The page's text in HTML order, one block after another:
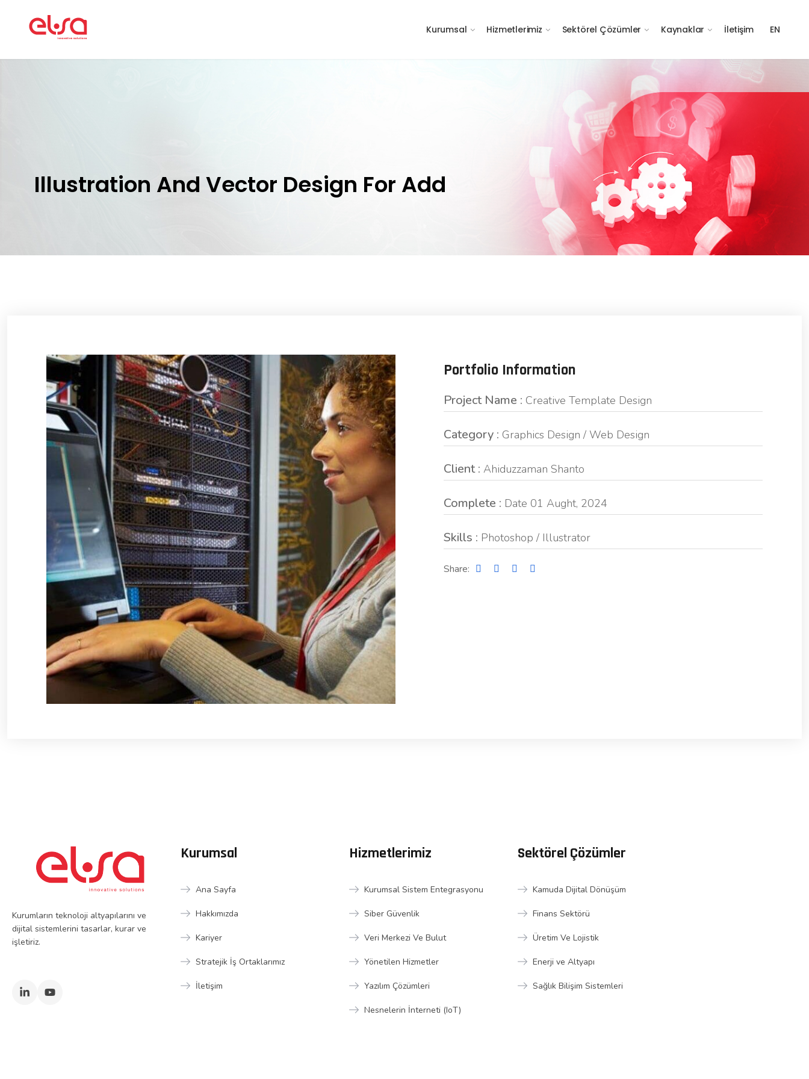
Kurumsal Hizmetlerimiz Sektörel Çözümler Kaynaklar İletişim EN
Illustration And Vector Design For Add
Portfolio Information
Project Name : Creative Template Design
Category : Graphics Design / Web Design
Client : Ahiduzzaman Shanto
Complete : Date 01 Aught, 2024
Skills : Photoshop / Illustrator
Share:
Kurumların teknoloji altyapılarını ve
dijital sistemlerini tasarlar, kurar ve
işletiriz.
Kurumsal
Ana Sayfa
Hakkımızda
Kariyer
Stratejik İş Ortaklarımız
İletişim
Hizmetlerimiz
Kurumsal Sistem Entegrasyonu
Siber Güvenlik
Veri Merkezi Ve Bulut
Yönetilen Hizmetler
Yazılım Çözümleri
Nesnelerin İnterneti (IoT)
Sektörel Çözümler
Kamuda Dijital Dönüşüm
Finans Sektörü
Üretim Ve Lojistik
Enerji ve Altyapı
Sağlık Bilişim Sistemleri